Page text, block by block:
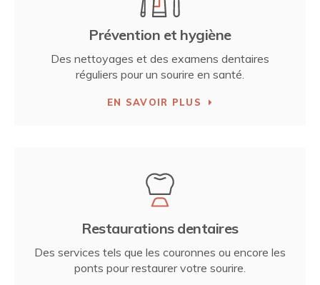
Prévention et hygiène
Des nettoyages et des examens dentaires
réguliers pour un sourire en santé.
EN SAVOIR PLUS
Restaurations dentaires
Des services tels que les couronnes ou encore les
ponts pour restaurer votre sourire.